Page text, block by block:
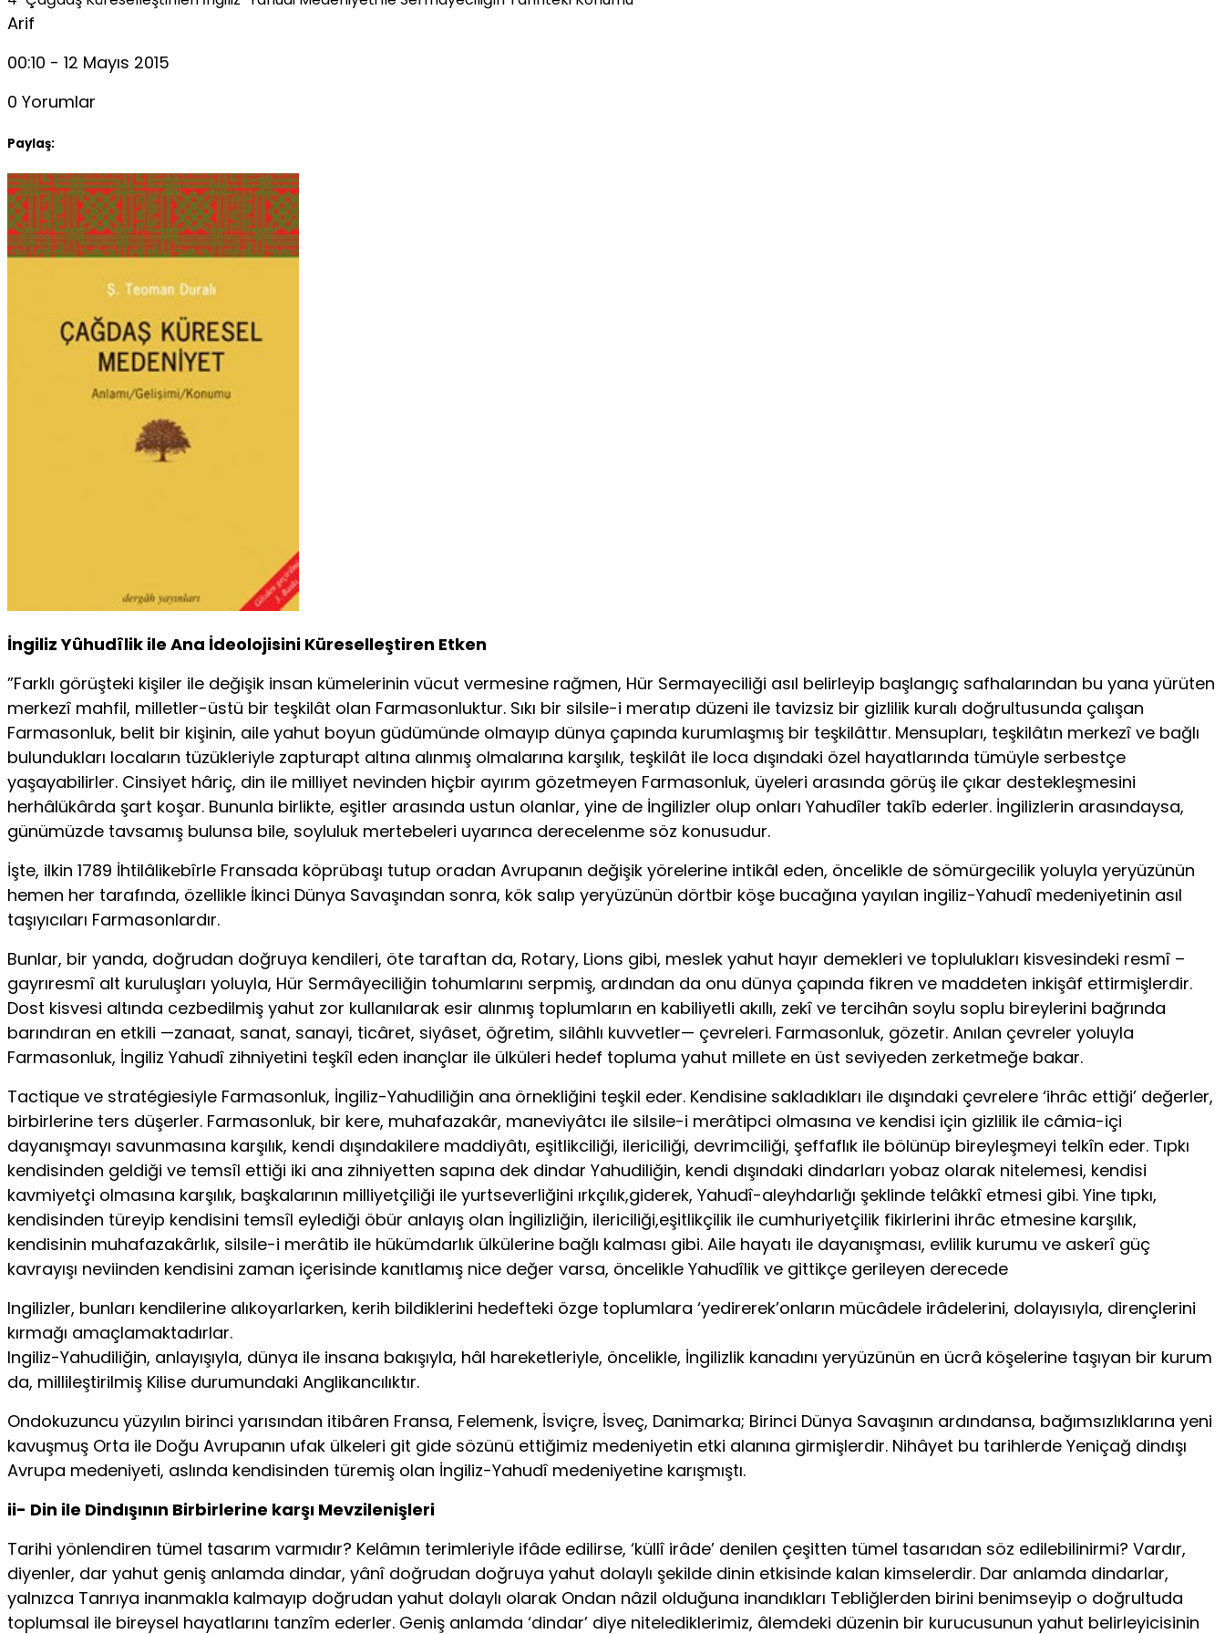
Arif
00:10 - 12 Mayıs 2015
0 Yorumlar
Paylaş:
İngiliz Yûhudîlik ile Ana İdeolojisini Küreselleştiren Etken
”Farklı görüşteki kişiler ile değişik insan kümelerinin vücut vermesine rağmen, Hür Sermayeciliği asıl belirleyip başlangıç safhalarından bu yana yürüten
merkezî mahfil, milletler-üstü bir teşkilât olan Farmasonluktur. Sıkı bir silsile-i meratıp düzeni ile tavizsiz bir gizlilik kuralı doğrultusunda çalışan
Farmasonluk, belit bir kişinin, aile yahut boyun güdümünde olmayıp dünya çapında kurumlaşmış bir teşkilâttır. Mensupları, teşkilâtın merkezî ve bağlı
bulundukları locaların tüzükleriyle zapturapt altına alınmış olmalarına karşılık, teşkilât ile loca dışındaki özel hayatlarında tümüyle serbestçe
yaşayabilirler. Cinsiyet hâriç, din ile milliyet nevinden hiçbir ayırım gözetmeyen Farmasonluk, üyeleri arasında görüş ile çıkar destekleşmesini
herhâlükârda şart koşar. Bununla birlikte, eşitler arasında ustun olanlar, yine de İngilizler olup onları Yahudîler takîb ederler. İngilizlerin arasındaysa,
günümüzde tavsamış bulunsa bile, soyluluk mertebeleri uyarınca derecelenme söz konusudur.
İşte, ilkin 1789 İhtilâlikebîrle Fransada köprübaşı tutup oradan Avrupanın değişik yörelerine intikâl eden, öncelikle de sömürgecilik yoluyla yeryüzünün
hemen her tarafında, özellikle İkinci Dünya Savaşından sonra, kök salıp yeryüzünün dörtbir köşe bucağına yayılan ingiliz-Yahudî medeniyetinin asıl
taşıyıcıları Farmasonlardır.
Bunlar, bir yanda, doğrudan doğruya kendileri, öte taraftan da, Rotary, Lions gibi, meslek yahut hayır demekleri ve toplulukları kisvesindeki resmî –
gayrıresmî alt kuruluşları yoluyla, Hür Sermâyeciliğin tohumlarını serpmiş, ardından da onu dünya çapında fikren ve maddeten inkişâf ettirmişlerdir.
Dost kisvesi altında cezbedilmiş yahut zor kullanılarak esir alınmış toplumların en kabiliyetli akıllı, zekî ve tercihân soylu soplu bireylerini bağrında
barındıran en etkili —zanaat, sanat, sanayi, ticâret, siyâset, öğretim, silâhlı kuvvetler— çevreleri. Farmasonluk, gözetir. Anılan çevreler yoluyla
Farmasonluk, İngiliz Yahudî zihniyetini teşkîl eden inançlar ile ülküleri hedef topluma yahut millete en üst seviyeden zerketmeğe bakar.
Tactique ve stratégiesiyle Farmasonluk, İngiliz-Yahudiliğin ana örnekliğini teşkil eder. Kendisine sakladıkları ile dışındaki çevrelere ‘ihrâc ettiği’ değerler,
birbirlerine ters düşerler. Farmasonluk, bir kere, muhafazakâr, maneviyâtcı ile silsile-i merâtipci olmasına ve kendisi için gizlilik ile câmia-içi
dayanışmayı savunmasına karşılık, kendi dışındakilere maddiyâtı, eşitlikciliği, ilericiliği, devrimciliği, şeffaflık ile bölünüp bireyleşmeyi telkîn eder. Tıpkı
kendisinden geldiği ve temsîl ettiği iki ana zihniyetten sapına dek dindar Yahudiliğin, kendi dışındaki dindarları yobaz olarak nitelemesi, kendisi
kavmiyetçi olmasına karşılık, başkalarının milliyetçiliği ile yurtseverliğini ırkçılık,giderek, Yahudî-aleyhdarlığı şeklinde telâkkî etmesi gibi. Yine tıpkı,
kendisinden türeyip kendisini temsîl eylediği öbür anlayış olan İngilizliğin, ilericiliği,eşitlikçilik ile cumhuriyetçilik fikirlerini ihrâc etmesine karşılık,
kendisinin muhafazakârlık, silsile-i merâtib ile hükümdarlık ülkülerine bağlı kalması gibi. Aile hayatı ile dayanışması, evlilik kurumu ve askerî güç
kavrayışı neviinden kendisini zaman içerisinde kanıtlamış nice değer varsa, öncelikle Yahudîlik ve gittikçe gerileyen derecede
Ingilizler, bunları kendilerine alıkoyarlarken, kerih bildiklerini hedefteki özge toplumlara ‘yedirerek’onların mücâdele irâdelerini, dolayısıyla, dirençlerini
kırmağı amaçlamaktadırlar.
Ingiliz-Yahudiliğin, anlayışıyla, dünya ile insana bakışıyla, hâl hareketleriyle, öncelikle, İngilizlik kanadını yeryüzünün en ücrâ köşelerine taşıyan bir kurum
da, millileştirilmiş Kilise durumundaki Anglikancılıktır.
Ondokuzuncu yüzyılın birinci yarısından itibâren Fransa, Felemenk, İsviçre, İsveç, Danimarka; Birinci Dünya Savaşının ardındansa, bağımsızlıklarına yeni
kavuşmuş Orta ile Doğu Avrupanın ufak ülkeleri git gide sözünü ettiğimiz medeniyetin etki alanına girmişlerdir. Nihâyet bu tarihlerde Yeniçağ dindışı
Avrupa medeniyeti, aslında kendisinden türemiş olan İngiliz-Yahudî medeniyetine karışmıştı.
ii- Din ile Dindışının Birbirlerine karşı Mevzilenişleri
Tarihi yönlendiren tümel tasarım varmıdır? Kelâmın terimleriyle ifâde edilirse, ‘küllî irâde’ denilen çeşitten tümel tasarıdan söz edilebilinirmi? Vardır,
diyenler, dar yahut geniş anlamda dindar, yânî doğrudan doğruya yahut dolaylı şekilde dinin etkisinde kalan kimselerdir. Dar anlamda dindarlar,
yalnızca Tanrıya inanmakla kalmayıp doğrudan yahut dolaylı olarak Ondan nâzil olduğuna inandıkları Tebliğlerden birini benimseyip o doğrultuda
toplumsal ile bireysel hayatlarını tanzîm ederler. Geniş anlamda ‘dindar’ diye nitelediklerimiz, âlemdeki düzenin bir kurucusunun yahut belirleyicisinin